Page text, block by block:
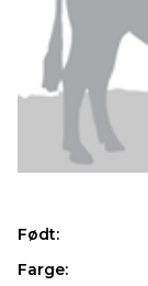
Født:
Farge: